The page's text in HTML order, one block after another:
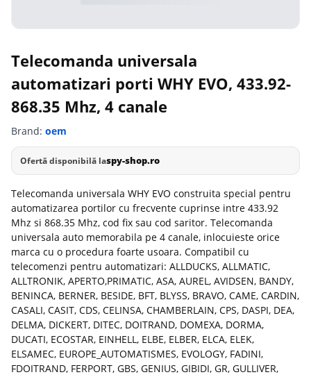
Telecomanda universala
automatizari porti WHY EVO, 433.92-
868.35 Mhz, 4 canale
Brand: oem
Ofertă disponibilă laspy-shop.ro
Telecomanda universala WHY EVO construita special pentru
automatizarea portilor cu frecvente cuprinse intre 433.92
Mhz si 868.35 Mhz, cod fix sau cod saritor. Telecomanda
universala auto memorabila pe 4 canale, inlocuieste orice
marca cu o procedura foarte usoara. Compatibil cu
telecomenzi pentru automatizari: ALLDUCKS, ALLMATIC,
ALLTRONIK, APERTO,PRIMATIC, ASA, AUREL, AVIDSEN, BANDY,
BENINCA, BERNER, BESIDE, BFT, BLYSS, BRAVO, CAME, CARDIN,
CASALI, CASIT, CDS, CELINSA, CHAMBERLAIN, CPS, DASPI, DEA,
DELMA, DICKERT, DITEC, DOITRAND, DOMEXA, DORMA,
DUCATI, ECOSTAR, EINHELL, ELBE, ELBER, ELCA, ELEK,
ELSAMEC, EUROPE_AUTOMATISMES, EVOLOGY, FADINI,
FDOITRAND, FERPORT, GBS, GENIUS, GIBIDI, GR, GULLIVER,